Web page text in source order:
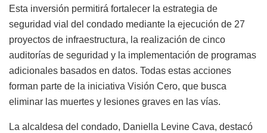
Esta inversión permitirá fortalecer la estrategia de
seguridad vial del condado mediante la ejecución de 27
proyectos de infraestructura, la realización de cinco
auditorías de seguridad y la implementación de programas
adicionales basados en datos. Todas estas acciones
forman parte de la iniciativa Visión Cero, que busca
eliminar las muertes y lesiones graves en las vías.
La alcaldesa del condado, Daniella Levine Cava, destacó